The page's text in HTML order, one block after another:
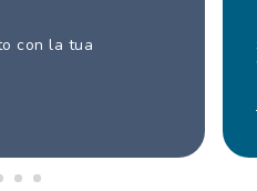
con la tua